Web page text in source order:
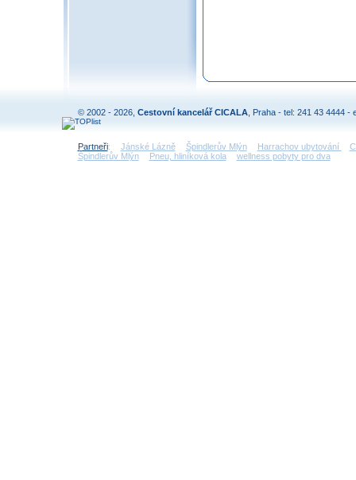
© 2002 - 2026, Cestovní kancelář CICALA , Praha - tel: 241 43 4444 -
Partneři: Jánské Lázně Špindlerův Mlýn Harrachov ubytování
Špindlerův Mlýn
Pneu, hliníková kola wellness pobyty pro dva